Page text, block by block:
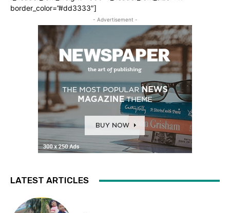
border_color=”#dd3333″]
- Advertisement -
LATEST ARTICLES